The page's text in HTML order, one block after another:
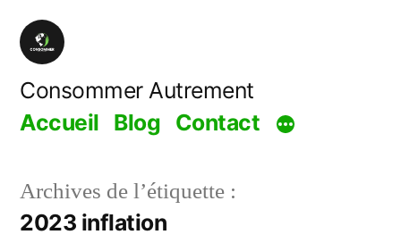
Aller
contenu
Consommer Autrement
Accueil Blog Contact
Archives de l’étiquette :
2023 inflation